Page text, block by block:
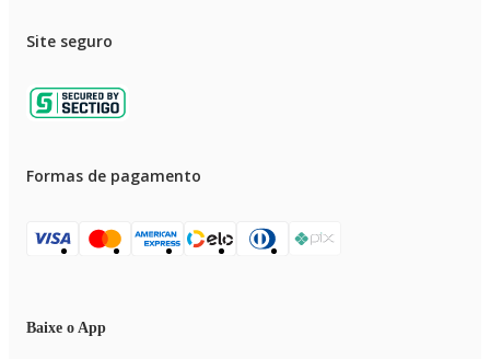
Site seguro
Formas de pagamento
Baixe o App